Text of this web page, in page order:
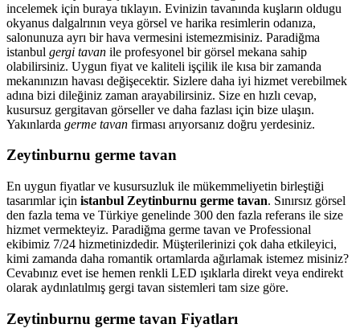
incelemek için buraya tıklayın. Evinizin tavanında kuşların oldugu
okyanus dalgalrının veya görsel ve harika resimlerin odanıza,
salonunuza ayrı bir hava vermesini istemezmisiniz. Paradiğma
istanbul gergi tavan ile profesyonel bir görsel mekana sahip
olabilirsiniz. Uygun fiyat ve kaliteli işçilik ile kısa bir zamanda
mekanınızın havası değişecektir. Sizlere daha iyi hizmet verebilmek
adına bizi dileğiniz zaman arayabilirsiniz. Size en hızlı cevap,
kusursuz gergitavan görseller ve daha fazlası için bize ulaşın.
Yakınlarda germe tavan firması arıyorsanız doğru yerdesiniz.
Zeytinburnu germe tavan
En uygun fiyatlar ve kusursuzluk ile mükemmeliyetin birleştiği
tasarımlar için istanbul Zeytinburnu germe tavan. Sınırsız görsel
den fazla tema ve Türkiye genelinde 300 den fazla referans ile size
hizmet vermekteyiz. Paradiğma germe tavan ve Professional
ekibimiz 7/24 hizmetinizdedir. Müşterilerinizi çok daha etkileyici,
kimi zamanda daha romantik ortamlarda ağırlamak istemez misiniz?
Cevabınız evet ise hemen renkli LED ışıklarla direkt veya endirekt
olarak aydınlatılmış gergi tavan sistemleri tam size göre.
Zeytinburnu germe tavan Fiyatları